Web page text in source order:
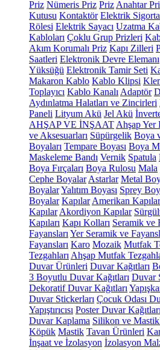
Priz Nümeris Priz Priz Anahtar
Kutusu Kontaktör Elektrik
Rölesi Elektrik Sayacı Uzatma
Kabloları Çoklu Grup Prizleri
Akım Korumalı Priz Kapı Zilleri
Saatleri Elektronik Devre Elemanı
Yüksüğü Elektronik Tamir Seti
Makaron Kablo Kablo Klipsi
Toplayıcı Kablo Kanalı Adaptör
Aydınlatma Halatları ve Zincirleri
Paneli Lityum Akü Jel Akü
AHŞAP VE İNŞAAT Ahşap Yer
ve Aksesuarları Süpürgelik Boya
Boyaları Tempare Boyası Boya
Maskeleme Bandı Vernik Spatula
Boya Fırçaları Boya Rulosu Mala
Cephe Boyalar Astarlar Metal
BoyalarYalıtım Boyası Sprey
Boyalar Kapılar Amerikan Kapılar
Kapılar Akordiyon Kapılar
Kapıları Kapı Kolları Seramik ve
Fayansları Yer Seramik ve
Fayansları Karo Mozaik Mutfak
Tezgahları Ahşap Mutfak
Duvar Ürünleri Duvar Kağıtları
3 Boyutlu Duvar Kağıtları Duvar
Dekoratif Duvar Kağıtları
Duvar Stickerları Çocuk Odası
Yapıştırıcısı Poster Duvar Kağıtları
Duvar Kaplama Silikon ve
Köpük Mastik Tavan Ürünleri
İnşaat ve İzolasyon İzolasyon